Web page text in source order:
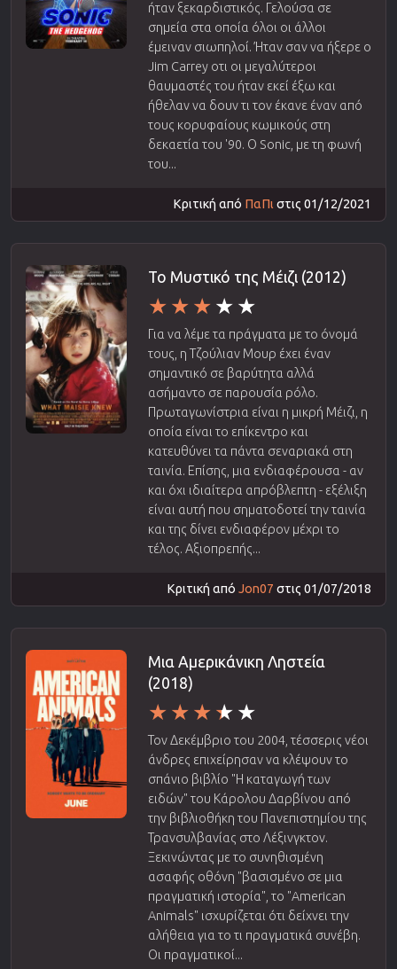
ήταν ξεκαρδιστικός. Γελούσα σε
σημεία στα οποία όλοι οι άλλοι
έμειναν σιωπηλοί. Ήταν σαν να ήξερε ο
Jim Carrey οτι οι μεγαλύτεροι
θαυμαστές του ήταν εκεί έξω και
ήθελαν να δουν τι τον έκανε έναν από
τους κορυφαίους κωμικούς στη
δεκαετία του '90. Ο Sonic, με τη φωνή
του...
Κριτική από ΠαΠιστις 01/12/2021
Το Μυστικό της Μέιζι (2012)
Για να λέμε τα πράγματα με το όνομά
τους, η Τζούλιαν Μουρ έχει έναν
σημαντικό σε βαρύτητα αλλά
ασήμαντο σε παρουσία ρόλο.
Πρωταγωνίστρια είναι η μικρή Μέιζι, η
οποία είναι το επίκεντρο και
κατευθύνει τα πάντα σεναριακά στη
ταινία. Επίσης, μια ενδιαφέρουσα - αν
και όχι ιδιαίτερα απρόβλεπτη - εξέλιξη
είναι αυτή που σηματοδοτεί την ταινία
και της δίνει ενδιαφέρον μέχρι το
τέλος. Αξιοπρεπής...
Κριτική από Jon07 στις 01/07/2018
Μια Αμερικάνικη Ληστεία
(2018)
Τον Δεκέμβριο του 2004, τέσσερις νέοι
άνδρες επιχείρησαν να κλέψουν το
σπάνιο βιβλίο "Η καταγωγή των
ειδών" του Κάρολου Δαρβίνου από
την βιβλιοθήκη του Πανεπιστημίου της
Τρανσυλβανίας στο Λέξινγκτον.
Ξεκινώντας με το συνηθισμένη
ασαφής οθόνη "βασισμένο σε μια
πραγματική ιστορία", το "American
Animals" ισχυρίζεται ότι δείχνει την
αλήθεια για το τι πραγματικά συνέβη.
Οι πραγματικοί...